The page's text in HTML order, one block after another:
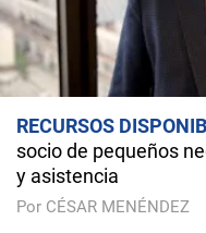
RECURSOS
socio de pequeños
y asistencia
Por CÉSAR MENÉNDEZ